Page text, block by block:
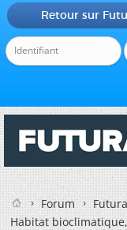
Retour sur
Forum
Habitat